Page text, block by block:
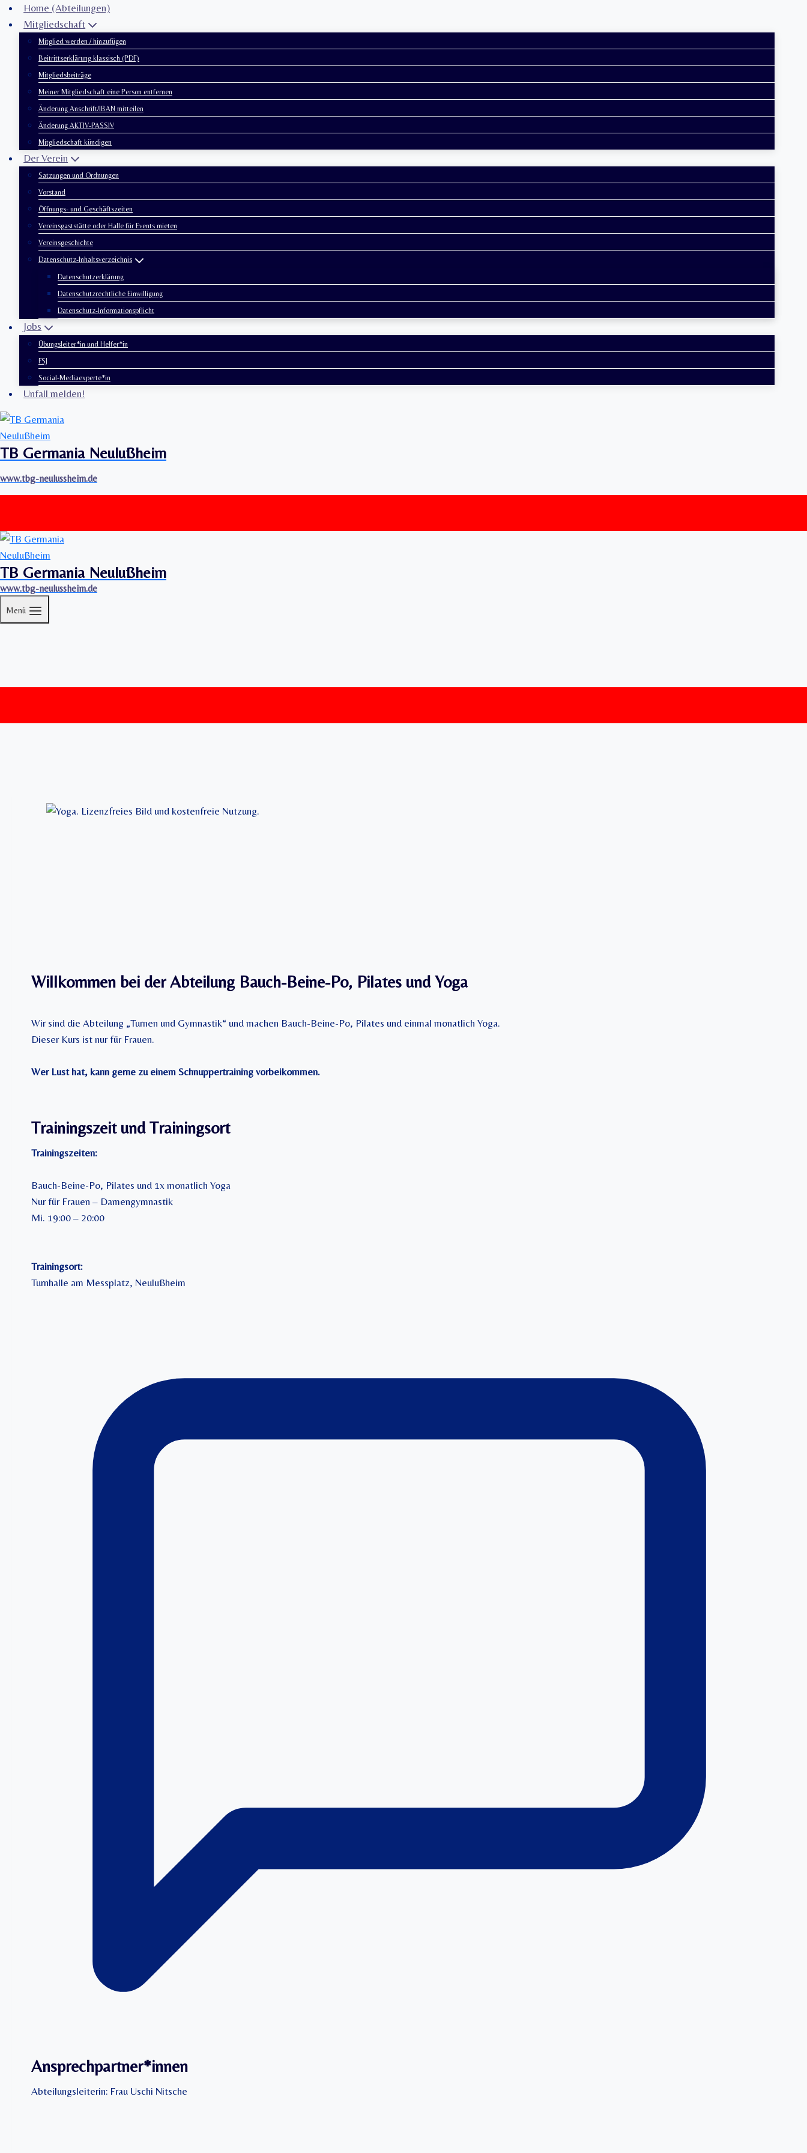
Zum
Inhalt
springen
Home (Abteilungen)
Mitgliedschaft
Mitglied werden / hinzufügen
Beitrittserklärung klassisch (PDF)
Mitgliedsbeiträge
Meiner Mitgliedschaft eine Person entfernen
Änderung Anschrift/IBAN mitteilen
Änderung AKTIV-PASSIV
Mitgliedschaft kündigen
Der Verein
Satzungen und Ordnungen
Vorstand
Öffnungs- und Geschäftszeiten
Vereinsgaststätte oder Halle für Events mieten
Vereinsgeschichte
Datenschutz-Inhaltsverzeichnis
Datenschutzerklärung
Datenschutzrechtliche Einwilligung
Datenschutz-Informationspflicht
Jobs
Übungsleiter*in und Helfer*in
FSJ
Social-Mediaexperte*in
Unfall melden!
TB Germania Neulußheim
www.tbg-neulussheim.de
TB Germania Neulußheim
www.tbg-neulussheim.de
Menü
Willkommen bei der Abteilung Bauch-Beine-Po, Pilates und Yoga
Wir sind die Abteilung „Turnen und Gymnastik“ und machen Bauch-Beine-Po, Pilates und einmal monatlich Yoga.
Dieser Kurs ist nur für Frauen.
Wer Lust hat, kann gerne zu einem Schnuppertraining vorbeikommen.
Trainingszeit und Trainingsort
Trainingszeiten:
Bauch-Beine-Po, Pilates und 1x monatlich Yoga
Nur für Frauen – Damengymnastik
Mi. 19:00 – 20:00
Trainingsort:
Turnhalle am Messplatz, Neulußheim
Ansprechpartner*innen
Abteilungsleiterin: Frau Uschi Nitsche